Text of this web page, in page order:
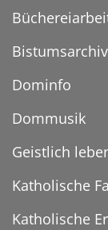
Bistumsarchiv
Dominfo
Dommusik
Geistlich
Katholische
Katholische